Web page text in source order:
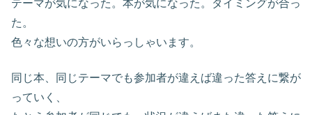
テーマが気になった。本が気になった。タイミングが合っ
た。
色々な想いの方がいらっしゃいます。
同じ本、同じテーマでも参加者が違えば違った答えに繋が
っていく、